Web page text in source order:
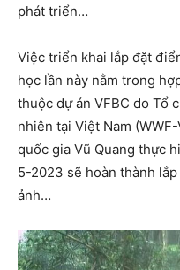
phát triển…
Việc triển khai lắp đặt
học lần này nằm trong
thuộc dự án VFBC do Tổ
nhiên tại Việt Nam
quốc gia Vũ Quang thực
5-2023 sẽ hoàn thành
ảnh…